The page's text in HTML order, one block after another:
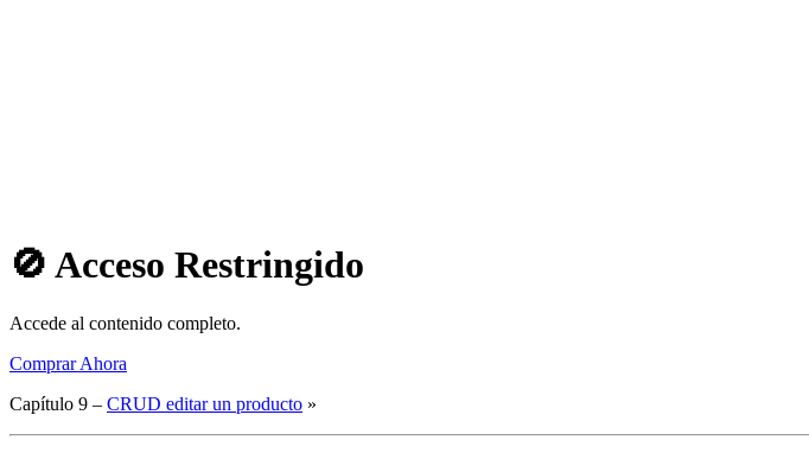
🚫 Acceso Restringido
Accede al contenido completo.
Comprar Ahora
Capítulo 9 – CRUD editar un producto »